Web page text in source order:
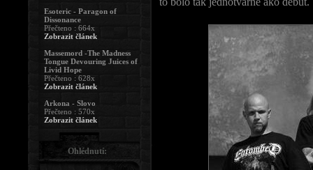
Esoteric - Paragon of
Dissonance
Přečteno : 664x
Zobrazit článek
Massemord -The Madness
Tongue Devouring Juices of
Livid Hope
Přečteno : 628x
Zobrazit článek
Arkona - Slovo
Přečteno : 570x
Zobrazit článek
Ohlédnutí: